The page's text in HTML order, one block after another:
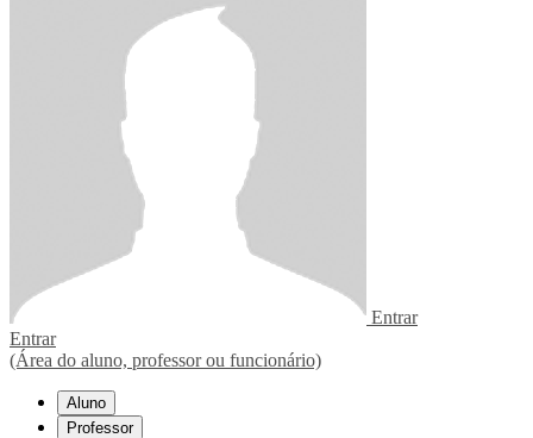
Entrar
Entrar
(Área do aluno, professor ou funcionário)
Aluno
Professor